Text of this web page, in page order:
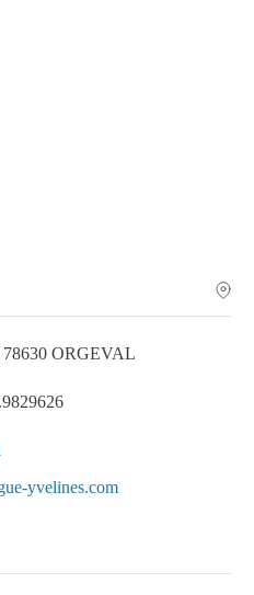
78630 ORGEVAL
yvelines.com